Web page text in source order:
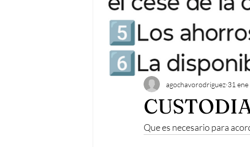
agochavorodriguez 31
Que es necesario para